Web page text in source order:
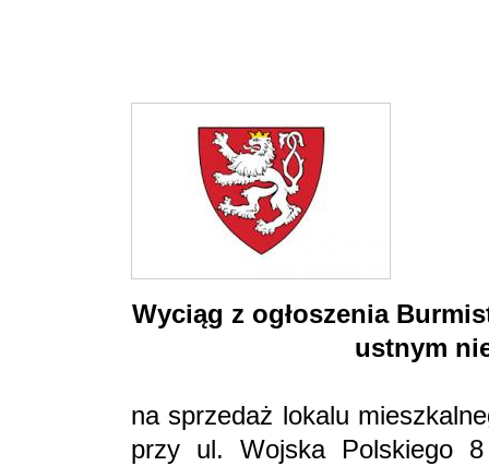
Wyciąg z ogłoszenia
ustnym
na sprzedaż lokalu
przy ul. Wojska Polskiego